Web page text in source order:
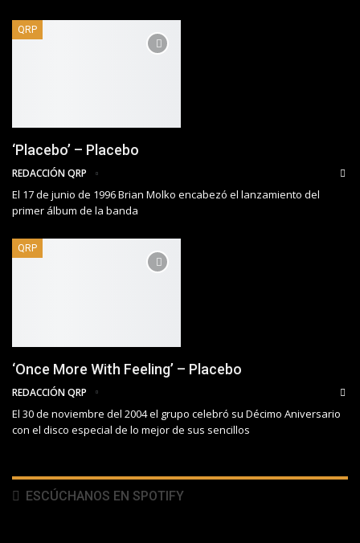
QRP
‘Placebo’ – Placebo
REDACCIÓN QRP
El 17 de junio de 1996 Brian Molko encabezó el lanzamiento del
primer álbum de la banda
QRP
‘Once More With Feeling’ – Placebo
REDACCIÓN QRP
El 30 de noviembre del 2004 el grupo celebró su Décimo Aniversario
con el disco especial de lo mejor de sus sencillos
ESCÚCHANOS EN SPOTIFY